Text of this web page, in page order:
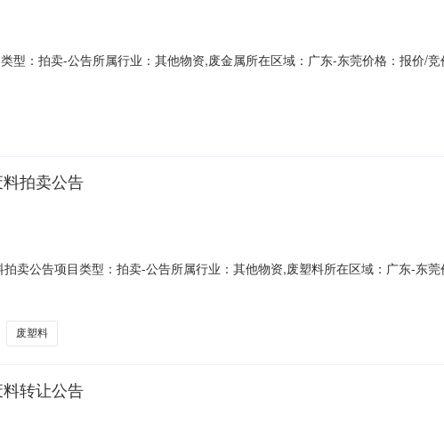
型：拍卖-公告所属行业：其他物资,废金属所在区域：广东-东莞价格：报价/
莞)有限公司所在地广东省东莞市市辖区横沥镇受让方资格条件1
拍卖公告
卖公告项目类型：拍卖-公告所属行业：其他物资,废塑料所在区域：广东-东
转让方名称益伸电子(东莞)有限公司所在地广东省东
废塑料
转让公告